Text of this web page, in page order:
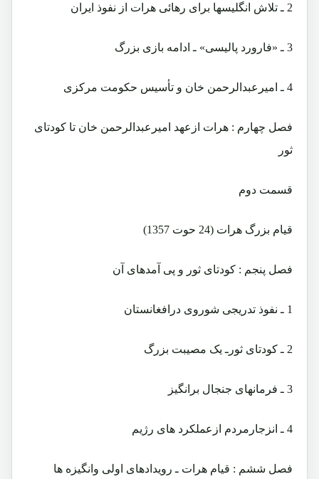
2 ـ تلاش انگلیسها برای رهائی هرات از نفوذ ایران
3 ـ «فارورد پالیسی» ـ ادامه بازی بزرگ
4 ـ امیرعبدالرحمن خان و تأسیس حکومت مرکزی
فصل چهارم : هرات ازعهد امیرعبدالرحمن خان تا کودتای
ثور
قسمت دوم
قیام بزرگ هرات (24 حوت 1357)
فصل پنجم : کودتای ثور و پی آمدهای آن
1 ـ نفوذ تدریجی شوروی درافغانستان
2 ـ کودتای ثورـ یک مصیبت بزرگ
3 ـ فرمانهای جنجال برانگیز
4 ـ انزجارمردم ازعملکرد های رژیم
فصل ششم : قیام هرات ـ رویدادهای اولی وانگیزه ها